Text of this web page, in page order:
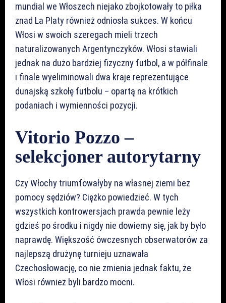
mundial we Włoszech niejako zbojkotowały to piłka
znad La Platy również odniosła sukces. W końcu
Włosi w swoich szeregach mieli trzech
naturalizowanych Argentynczyków. Włosi stawiali
jednak na dużo bardziej fizyczny futbol, a w półfinale
i finale wyeliminowali dwa kraje reprezentujące
dunajską szkołę futbolu – opartą na krótkich
podaniach i wymienności pozycji.
Vitorio Pozzo –
selekcjoner autorytarny
Czy Włochy triumfowałyby na własnej ziemi bez
pomocy sędziów? Ciężko powiedzieć. W tych
wszystkich kontrowersjach prawda pewnie leży
gdzieś po środku i nigdy nie dowiemy się, jak by było
naprawdę. Większość ówczesnych obserwatorów za
najlepszą drużynę turnieju uznawała
Czechosłowację, co nie zmienia jednak faktu, że
Włosi również byli bardzo mocni.